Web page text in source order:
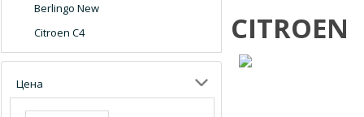
Berlingo New
Citroen C4
Цена
CITROEN